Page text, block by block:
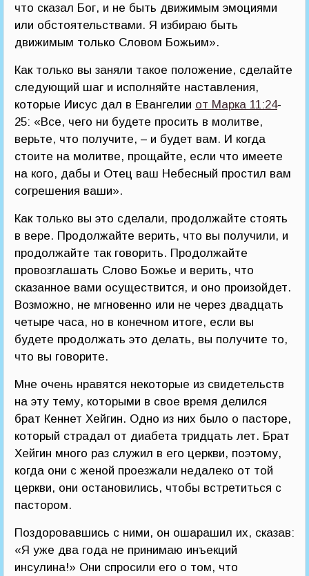
что сказал Бог, и не быть движимым эмоциями
или обстоятельствами. Я избираю быть
движимым только Словом Божьим».
Как только вы заняли такое положение, сделайте
следующий шаг и исполняйте наставления,
которые Иисус дал в Евангелии от Марка 11:24-
25: «Все, чего ни будете просить в молитве,
верьте, что получите, – и будет вам. И когда
стоите на молитве, прощайте, если что имеете
на кого, дабы и Отец ваш Небесный простил вам
согрешения ваши».
Как только вы это сделали, продолжайте стоять
в вере. Продолжайте верить, что вы получили, и
продолжайте так говорить. Продолжайте
провозглашать Слово Божье и верить, что
сказанное вами осуществится, и оно произойдет.
Возможно, не мгновенно или не через двадцать
четыре часа, но в конечном итоге, если вы
будете продолжать это делать, вы получите то,
что вы говорите.
Мне очень нравятся некоторые из свидетельств
на эту тему, которыми в свое время делился
брат Кеннет Хейгин. Одно из них было о пасторе,
который страдал от диабета тридцать лет. Брат
Хейгин много раз служил в его церкви, поэтому,
когда они с женой проезжали недалеко от той
церкви, они остановились, чтобы встретиться с
пастором.
Поздоровавшись с ними, он ошарашил их, сказав:
«Я уже два года не принимаю инъекций
инсулина!» Они спросили его о том, что